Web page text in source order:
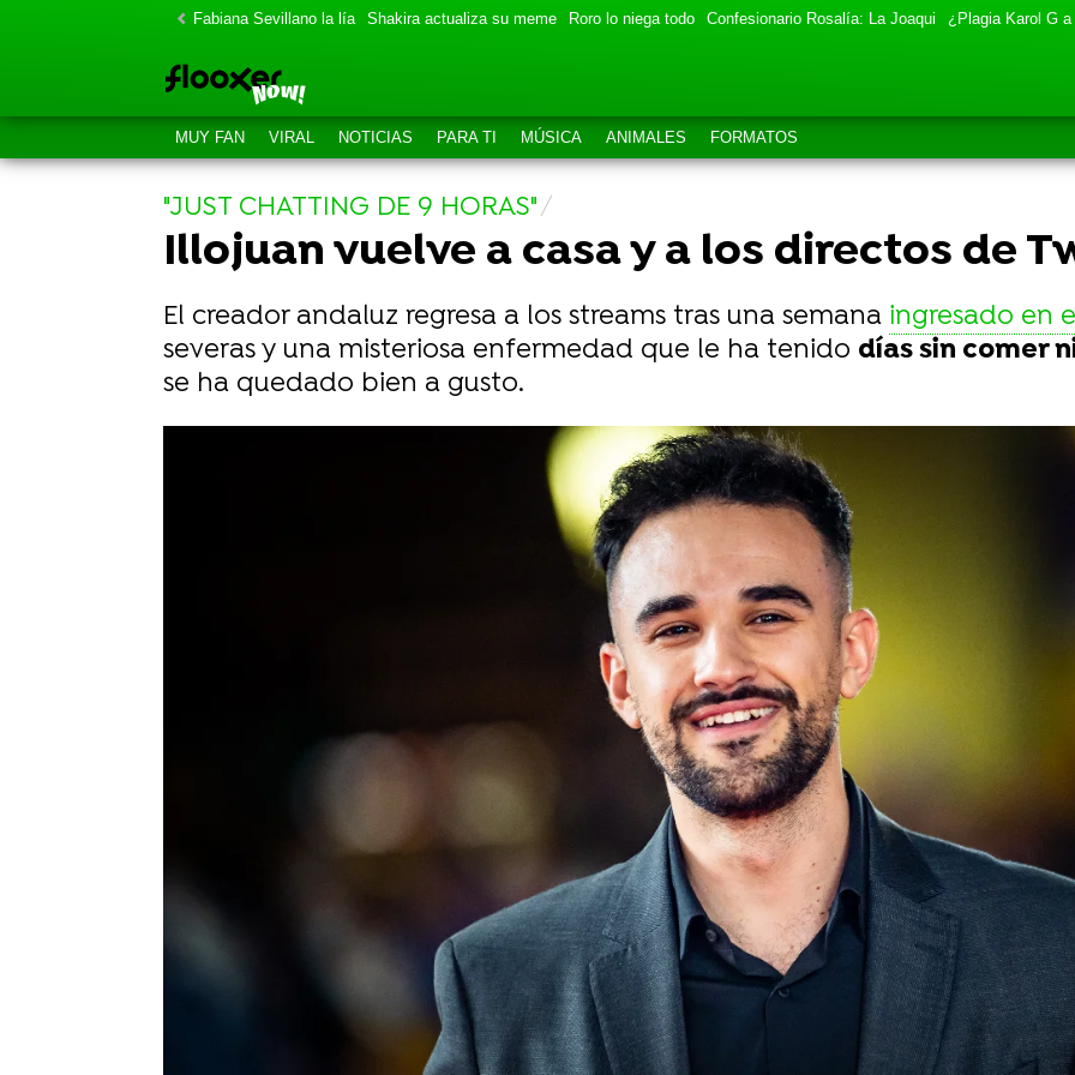
Fabiana Sevillano la lía Shakira actualiza su meme Roro lo niega todo Confesionario Rosalía: La Joaqui ¿Plagia Karol G a
MUY FAN VIRAL NOTICIAS PARA TI MÚSICA ANIMALES FORMATOS
"JUST CHATTING DE 9 HORAS"
Illojuan vuelve a casa y a los directos de
El creador andaluz regresa a los streams tras una semana ingresado en
severas y una misteriosa enfermedad que le ha tenido días sin comer
se ha quedado bien a gusto.
20 de diciembre de 2022, 17:17
WhatsappFacebook
X
"Cuando vuelva a casa me vais a tenernueve horas hablando sin
en un Just Chatting" es una promesa que no ha podido cumplir
Illojuan completamente, pero al menos lo importante ya lo tiene: le
han dado de alta. La noticia la daba ayer él mismo en sus perfiles